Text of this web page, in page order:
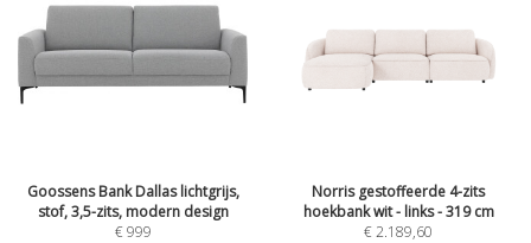
Goossens Bank Dallas lichtgrijs,
stof, 3,5-zits, modern design
€999
Norris gestoffeerde 4-zits
hoekbank wit - links - 319 cm
€2.189,60